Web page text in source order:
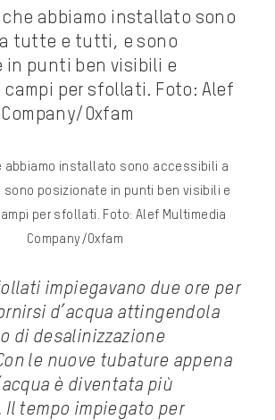
abbiamo installato sono accessibili a
posizionate in punti ben visibili e
per sfollati. Foto: Alef Multimedia
Company/Oxfam
impiegavano due ore per
d’acqua attingendola
di desalinizzazione
le nuove tubature appena
è diventata più
Il tempo impiegato per